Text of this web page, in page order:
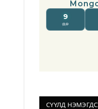
СҮҮЛД